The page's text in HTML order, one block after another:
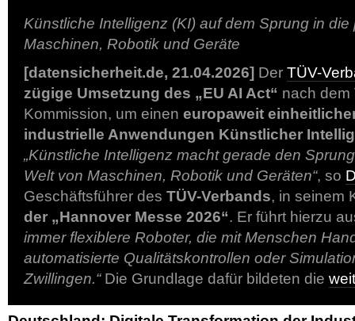
Künstliche Intelligenz (KI) auf dem Sprung in
Maschinen, Robotik und Geräte
[datensicherheit.de, 21.04.2026] Der TÜV-
zügige Umsetzung des „EU AI Act“ nach dem
Kommission, um einen europaweit
industrielle Anwendungen Künstlicher
„Künstliche Intelligenz macht gerade den
Welt von Maschinen, Robotik und Geräten“, so
Geschäftsführer des TÜV-Verbands, in seinem
der „Hannover Messe 2026“. Er führt hierzu
immer flexiblere Roboter, die mit Menschen
automatisierte Qualitätskontrollen oder
Zwillingen.“Die Grundlage dafür bildeten die